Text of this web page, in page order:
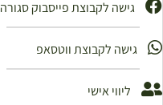
גישה לקבוצת פייסבוק סגורה
גישה לקבוצת ווטסאפ
ליווי אישי